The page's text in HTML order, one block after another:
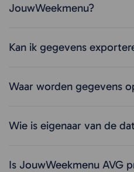
JouwWeekmenu?
Kan ik gegevens
Waar worden gegevens
Wie is eigenaar van de
Is JouwWeekmenu AVG